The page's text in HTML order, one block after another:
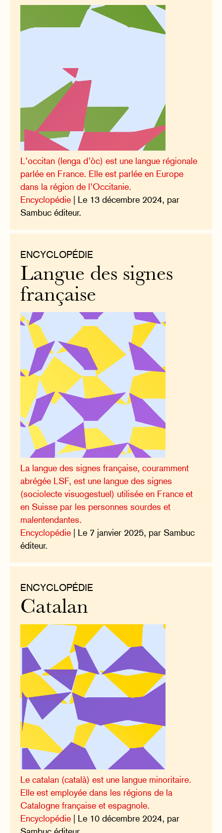
L’occitan (lenga d’òc) est une langue régionale
parlée en France. Elle est parlée en Europe
dans la région de l’Occitanie.
Encyclopédie | Le 13 décembre 2024, par
Sambuc éditeur.
ENCYCLOPÉDIE
Langue des signes
française
La langue des signes française, couramment
abrégée LSF, est une langue des signes
(sociolecte visuogestuel) utilisée en France et
en Suisse par les personnes sourdes et
malentendantes.
Encyclopédie | Le 7 janvier 2025, par Sambuc
éditeur.
ENCYCLOPÉDIE
Catalan
Le catalan (català) est une langue minoritaire.
Elle est employée dans les régions de la
Catalogne française et espagnole.
Encyclopédie | Le 10 décembre 2024, par